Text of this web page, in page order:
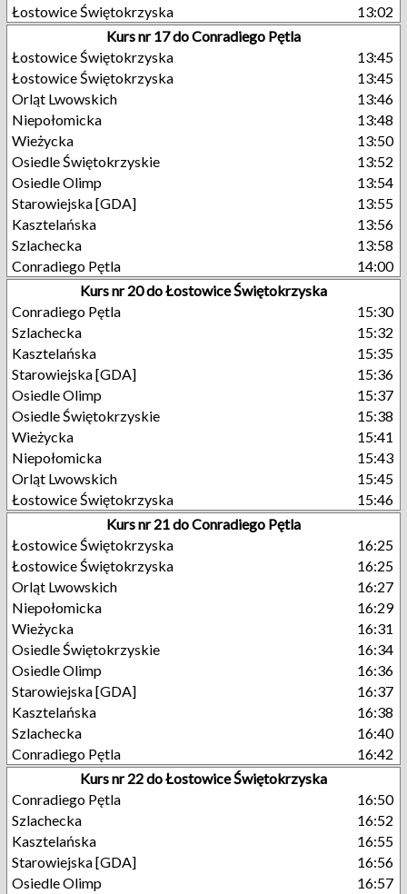
Łostowice Świętokrzyska
13:02
Kurs nr 17 do Conradiego Pętla
Łostowice Świętokrzyska
13:45
Łostowice Świętokrzyska
13:45
Orląt Lwowskich
13:46
Niepołomicka
13:48
Wieżycka
13:50
Osiedle Świętokrzyskie
13:52
Osiedle Olimp
13:54
Starowiejska [GDA]
13:55
Kasztelańska
13:56
Szlachecka
13:58
Conradiego Pętla
14:00
Kurs nr 20 do Łostowice Świętokrzyska
Conradiego Pętla
15:30
Szlachecka
15:32
Kasztelańska
15:35
Starowiejska [GDA]
15:36
Osiedle Olimp
15:37
Osiedle Świętokrzyskie
15:38
Wieżycka
15:41
Niepołomicka
15:43
Orląt Lwowskich
15:45
Łostowice Świętokrzyska
15:46
Kurs nr 21 do Conradiego Pętla
Łostowice Świętokrzyska
16:25
Łostowice Świętokrzyska
16:25
Orląt Lwowskich
16:27
Niepołomicka
16:29
Wieżycka
16:31
Osiedle Świętokrzyskie
16:34
Osiedle Olimp
16:36
Starowiejska [GDA]
16:37
Kasztelańska
16:38
Szlachecka
16:40
Conradiego Pętla
16:42
Kurs nr 22 do Łostowice Świętokrzyska
Conradiego Pętla
16:50
Szlachecka
16:52
Kasztelańska
16:55
Starowiejska [GDA]
16:56
Osiedle Olimp
16:57